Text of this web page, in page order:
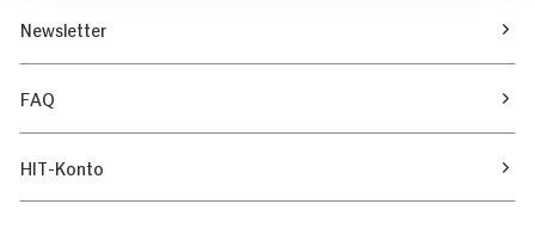
Newsletter
FAQ
HIT-Konto